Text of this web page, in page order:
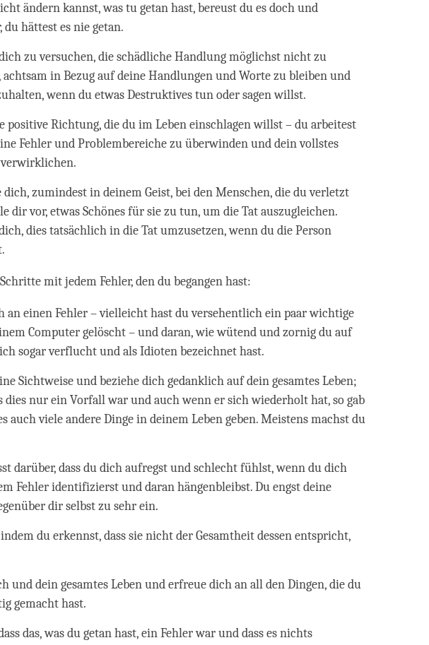
ändern kannst, was tu getan hast, bereust du es doch und
hättest es nie getan.
zu versuchen, die schädliche Handlung möglichst nicht zu
in Bezug auf deine Handlungen und Worte zu bleiben und
wenn du etwas Destruktives tun oder sagen willst.
positive Richtung, die du im Leben einschlagen willst – du arbeitest
Fehler und Problembereiche zu überwinden und dein vollstes
zumindest in deinem Geist, bei den Menschen, die du verletzt
dir vor, etwas Schönes für sie zu tun, um die Tat auszugleichen.
dies tatsächlich in die Tat umzusetzen, wenn du die Person
mit jedem Fehler, den du begangen hast:
an einen Fehler – vielleicht hast du versehentlich ein paar wichtige
Computer gelöscht – und daran, wie wütend und zornig du auf
sogar verflucht und als Idioten bezeichnet hast.
Sichtweise und beziehe dich gedanklich auf dein gesamtes Leben;
dies nur ein Vorfall war und auch wenn er sich wiederholt hat, so gab
auch viele andere Dinge in deinem Leben geben. Meistens machst du
darüber, dass du dich aufregst und schlecht fühlst, wenn du dich
Fehler identifizierst und daran hängenbleibst. Du engst deine
dir selbst zu sehr ein.
indem du erkennst, dass sie nicht der Gesamtheit dessen entspricht,
und dein gesamtes Leben und erfreue dich an all den Dingen, die du
gemacht hast.
das, was du getan hast, ein Fehler war und dass es nichts